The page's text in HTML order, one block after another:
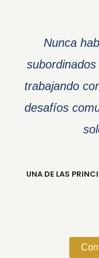
Nunca
trabajando
desafíos
UNA DE LAS